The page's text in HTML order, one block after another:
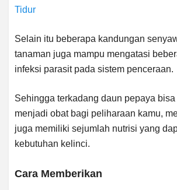
Tidur
Selain itu beberapa kandungan
tanaman juga mampu mengatasi
infeksi parasit pada sistem penceraan.
Sehingga terkadang daun pepaya
menjadi obat bagi peliharaan kamu,
juga memiliki sejumlah nutrisi yang
kebutuhan kelinci.
Cara Memberikan